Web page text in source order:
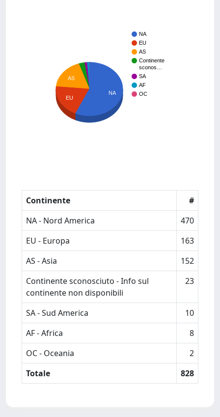
NA
EU
AS
Continente
sconos…
SA
AF
OC
AS
EU
NA
Continente
#
NA - Nord America
470
EU - Europa
163
AS - Asia
152
Continente sconosciuto - Info sul
continente non disponibili
23
SA - Sud America
10
AF - Africa
8
OC - Oceania
2
Totale
828